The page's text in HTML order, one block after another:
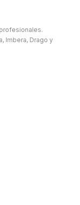
Imbera, Drago y